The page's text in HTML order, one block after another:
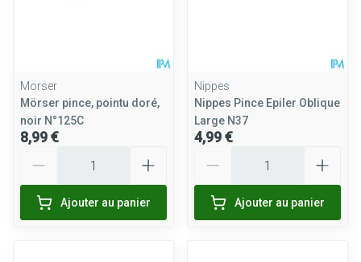
Morser
Mörser pince, pointu doré,
noir N°125C
8,99 €
Ajouter au panier
Nippes
Nippes Pince Epiler Oblique
Large N37
4,99 €
Ajouter au panier